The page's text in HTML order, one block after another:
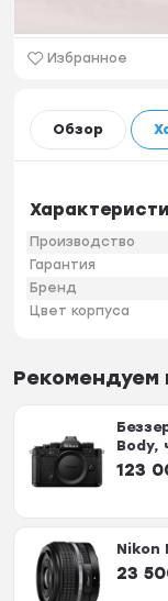
Избранное
Обзор
Производство
Гарантия
Бренд
Цвет корпуса
Рекомендуем
Body,
123
Nikon
23